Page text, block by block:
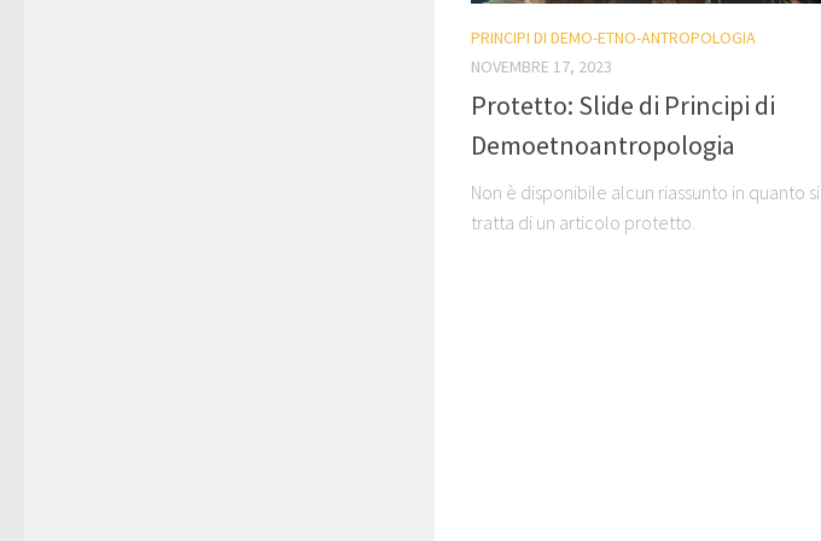
PRINCIPI DI DEMO-ETNO-ANTROPOLOGIA
NOVEMBRE 17, 2023
Protetto: Slide di Principi di
Demoetnoantropologia
Non è disponibile alcun riassunto in quanto si
tratta di un articolo protetto.